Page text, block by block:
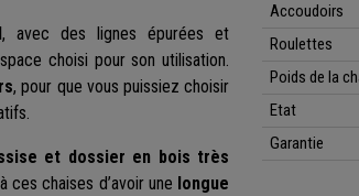
, avec des lignes épurées et
choisi pour son utilisation.
, pour que vous puissiez choisir
et dossier en bois très
ces chaises d’avoir une longue
Accoudoirs
Roulettes
Poids de la
Etat
Garantie